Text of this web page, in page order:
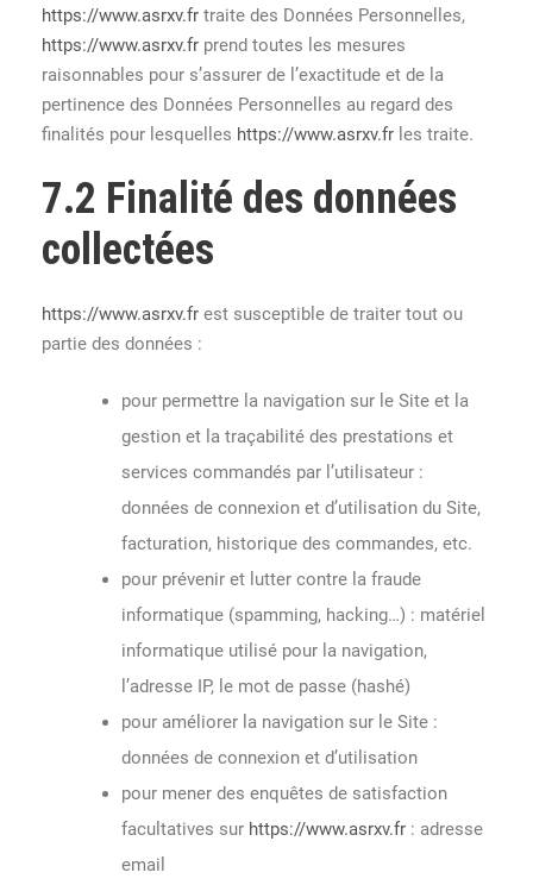
https://www.asrxv.fr traite des Données Personnelles,
https://www.asrxv.fr prend toutes les mesures
raisonnables pour s’assurer de l’exactitude et de la
pertinence des Données Personnelles au regard des
finalités pour lesquelles https://www.asrxv.fr les traite.
7.2 Finalité des données
collectées
https://www.asrxv.fr est susceptible de traiter tout ou
partie des données :
pour permettre la navigation sur le Site et la
gestion et la traçabilité des prestations et
services commandés par l’utilisateur :
données de connexion et d’utilisation du Site,
facturation, historique des commandes, etc.
pour prévenir et lutter contre la fraude
informatique (spamming, hacking…) : matériel
informatique utilisé pour la navigation,
l’adresse IP, le mot de passe (hashé)
pour améliorer la navigation sur le Site :
données de connexion et d’utilisation
pour mener des enquêtes de satisfaction
facultatives sur https://www.asrxv.fr : adresse
email